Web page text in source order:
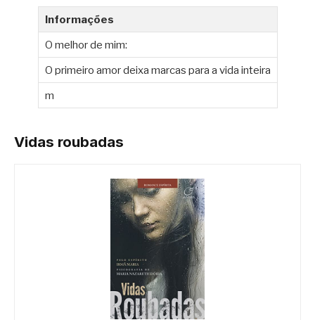
Informações
O melhor de mim:
O primeiro amor deixa marcas para a vida inteira
m
Vidas roubadas